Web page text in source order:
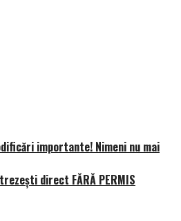
importante! Nimeni nu mai
direct FĂRĂ PERMIS